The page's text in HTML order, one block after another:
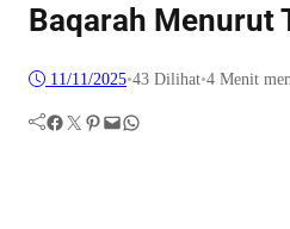
Baqarah Menurut
11/11/2025•43 Dilihat•4 Menit
Facebook Twitter Pinterest Mail WhatsApp